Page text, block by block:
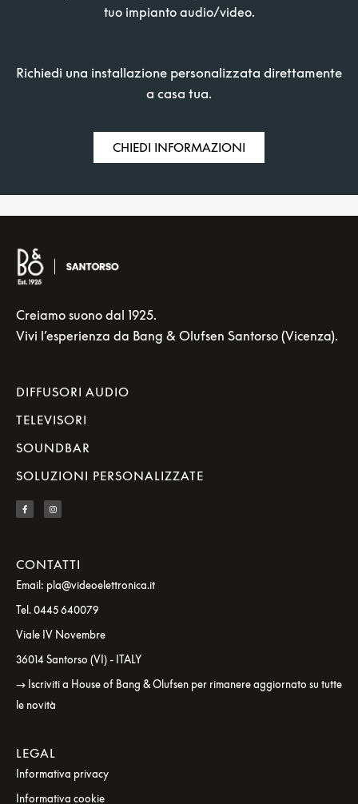
tuo impianto audio/video.
Richiedi una installazione personalizzata direttamente
a casa tua.
CHIEDI INFORMAZIONI
Creiamo suono dal 1925.
Vivi l’esperienza da Bang & Olufsen Santorso (Vicenza).
DIFFUSORI AUDIO
TELEVISORI
SOUNDBAR
SOLUZIONI PERSONALIZZATE
CONTATTI
Email: pla@videoelettronica.it
Tel. 0445 640079
Viale IV Novembre
36014 Santorso (VI) - ITALY
→ Iscriviti a House of Bang & Olufsen per rimanere aggiornato su tutte
le novità
LEGAL
Informativa privacy
Informativa cookie